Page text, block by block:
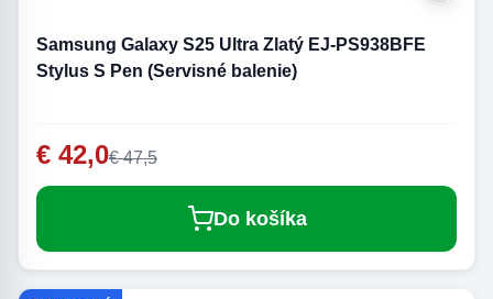
Samsung Galaxy S25 Ultra Zlatý EJ-PS938BFE
Stylus S Pen (Servisné balenie)
€ 42,0€ 47,5
Do košíka